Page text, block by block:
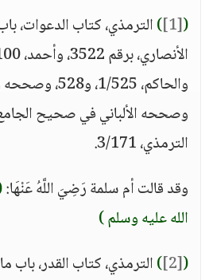
(
[1]
)الترمذي، كتاب الدعوات،
والحاكم، 1/525،
الترمذي، 3/171.
وقد قالت أم سلمة رَضِيَ اللَّهُ عَنْهَا:
الله عليه وسلم )
(
[2]
)الترمذي، كتاب القدر، باب